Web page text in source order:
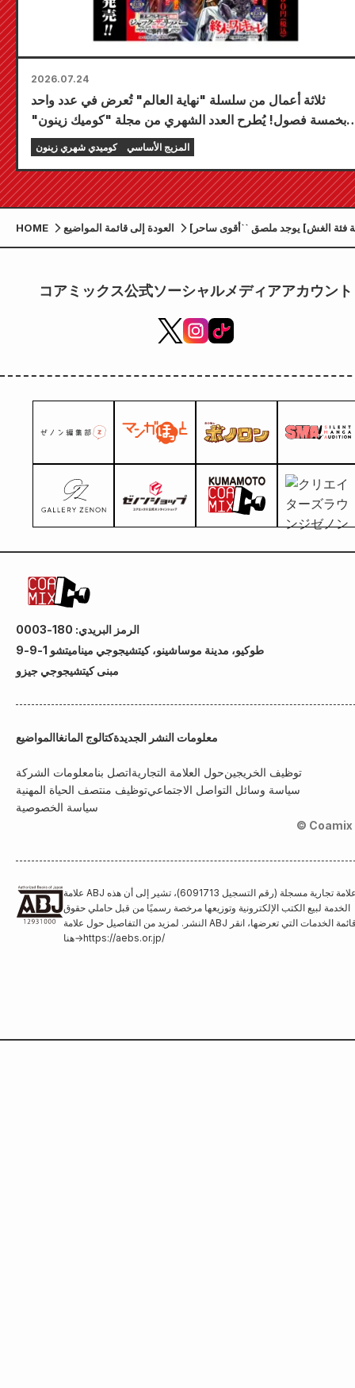
2026.07.24
ثلاثة أعمال من سلسلة "نهاية العالم" تُعرض في عدد واحد
بخمسة فصول! يُطرح العدد الشهري من مجلة "كوميك زينون"
كوميدي شهري زينون المزيج الأساسي
HOME العودة إلى قائمة المواضيع
[حملة فئة الغش] يوجد ملصق ``أقوى ساحر
حس سليم''! بمناسبة صدور المجلد الأول
コアミックス公式ソーシャルメディアアカウント
الرمز البريدي: 180-0003
طوكيو، مدينة موساشينو، كيتشيجوجي ميناميتشو 1-9-9
مبنى كيتشيجوجي جيزو
المواضيع كتالوج المانغامعلومات النشر الجديدة
معلومات الشركةاتصل بناحول العلامة التجاريةتوظيف الخريجين
توظيف منتصف الحياة المهنيةسياسة وسائل التواصل الاجتماعي
سياسة الخصوصية
© Coamix
علامة ABJ هي علامة تجارية مسجلة (رقم التسجيل 6091713)، تشير إلى أن هذه
الخدمة لبيع الكتب الإلكترونية وتوزيعها مرخصة رسميًا من قبل حاملي حقوق
النشر. لمزيد من التفاصيل حول علامة ABJ وقائمة الخدمات التي تعرضها، انقر
هنا→https://aebs.or.jp/